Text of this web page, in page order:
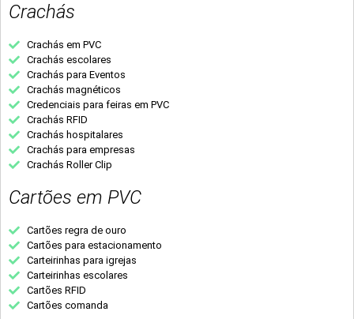
Crachás
Crachás em PVC
Crachás escolares
Crachás para Eventos
Crachás magnéticos
Credenciais para feiras em PVC
Crachás RFID
Crachás hospitalares
Crachás para empresas
Crachás Roller Clip
Cartões em PVC
Cartões regra de ouro
Cartões para estacionamento
Carteirinhas para igrejas
Carteirinhas escolares
Cartões RFID
Cartões comanda